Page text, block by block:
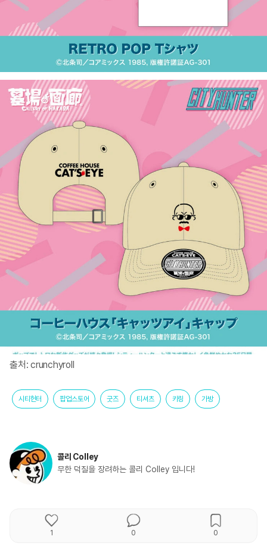
출처: crunchyroll
시티헌터 팝업스토어 굿즈 티셔츠 키링 가방
콜리 Colley
무한 덕질을 장려하는 콜리 Colley 입니다!
1 0 0